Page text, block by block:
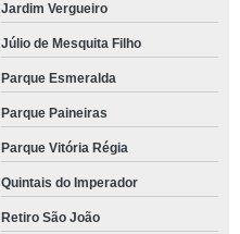
Jardim Vergueiro
Júlio de Mesquita Filho
Parque Esmeralda
Parque Paineiras
Parque Vitória Régia
Quintais do Imperador
Retiro São João